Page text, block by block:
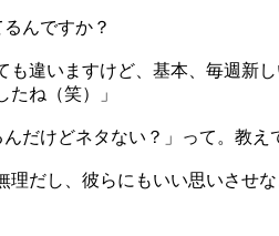
んですか？
も違いますけど、基本、毎週
ね（笑）」
だけどネタない？」って。教え
理だし、彼らにもいい思いさ